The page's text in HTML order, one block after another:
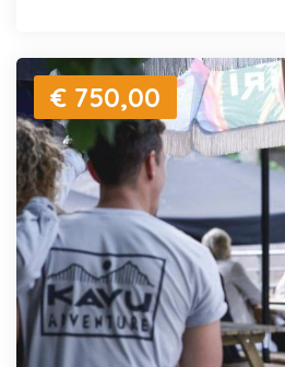
€ 750,00